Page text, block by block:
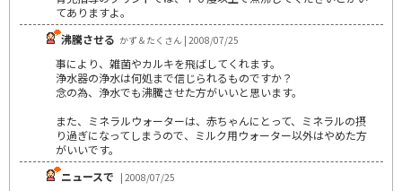
てありますよ。
沸騰させる かず＆たくさん | 2008/07/25
事により、雑菌やカルキを飛ばしてくれます。
浄水器の浄水は何処まで信じられるものですか？
念の為、浄水でも沸騰させた方がいいと思います。
また、ミネラルウォーターは、赤ちゃんにとって、ミネラルの摂
り過ぎになってしまうので、ミルク用ウォーター以外はやめた方
がいいです。
ニュースで | 2008/07/25